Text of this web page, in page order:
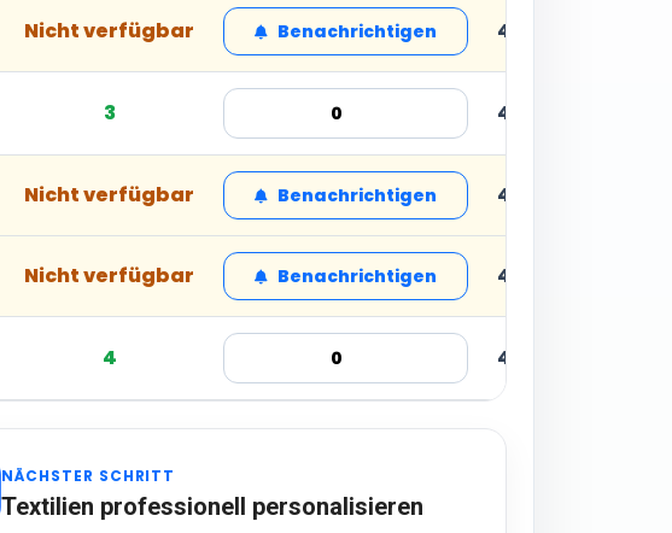
Nicht verfügbar Benachrichtigen 48,46 € inkl.
3 48,46 € inkl.
Nicht verfügbar Benachrichtigen 48,46 € inkl.
Nicht verfügbar Benachrichtigen 48,46 € inkl.
4 48,46 € inkl.
NÄCHSTER SCHRITT
Textilien professionell personalisieren